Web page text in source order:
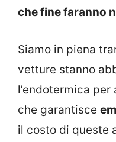
che fine faranno
Siamo in piena
vetture stanno
l’endotermica
che garantisce
il costo di queste